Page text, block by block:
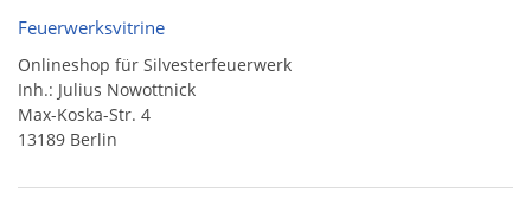
Feuerwerksvitrine
Onlineshop für Silvesterfeuerwerk
Inh.: Julius Nowottnick
Max-Koska-Str. 4
13189 Berlin